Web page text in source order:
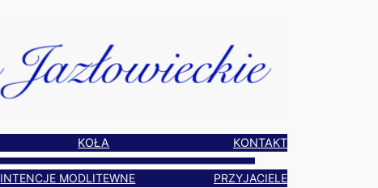
KOŁA KONTAKT
INTENCJE MODLITEWNE PRZYJACIELE